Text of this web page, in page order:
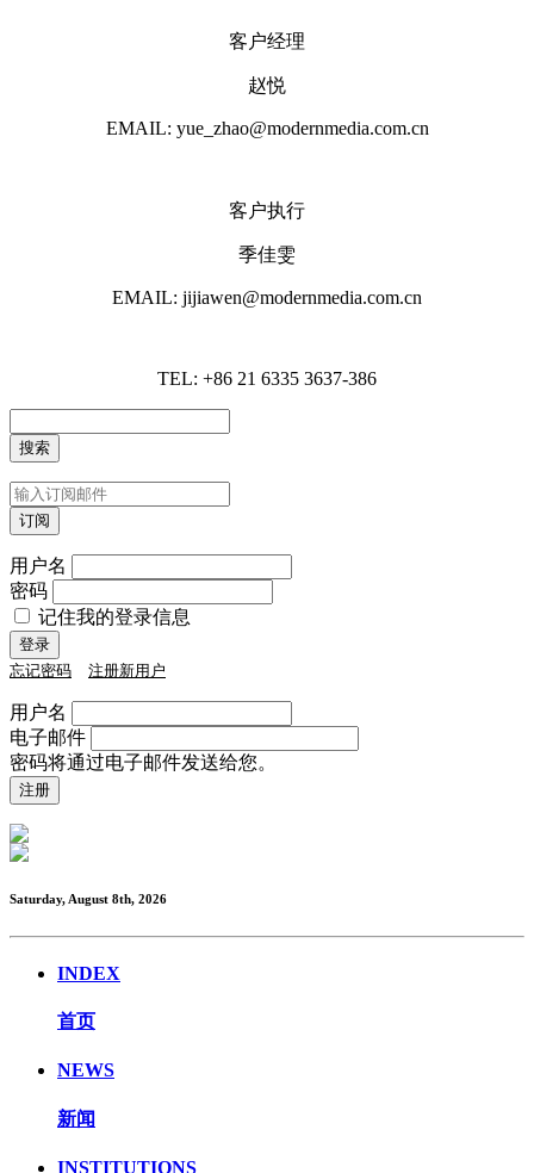
客户经理
赵悦
EMAIL: yue_zhao@modernmedia.com.cn
客户执行
季佳雯
EMAIL: jijiawen@modernmedia.com.cn
TEL: +86 21 6335 3637-386
用户名
密码
记住我的登录信息
忘记密码 注册新用户
用户名
电子邮件
密码将通过电子邮件发送给您。
Saturday, August 8th, 2026
INDEX
首页
NEWS
新闻
INSTITUTIONS